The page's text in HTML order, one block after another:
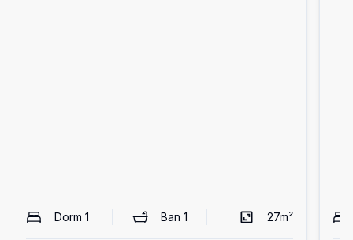
Dorm 1 Ban 1 27m²